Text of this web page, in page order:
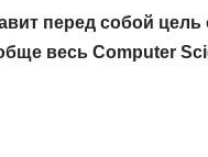
перед собой
весь Computer